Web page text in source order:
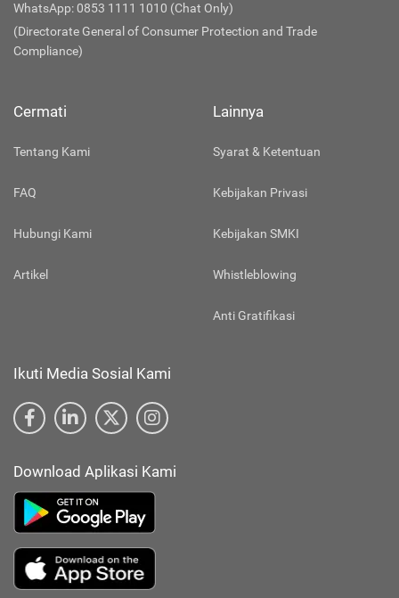
WhatsApp: 0853 1111 1010 (Chat Only)
(Directorate General of Consumer Protection and Trade
Compliance)
Cermati
Tentang Kami
FAQ
Hubungi Kami
Artikel
Lainnya
Syarat & Ketentuan
Kebijakan Privasi
Kebijakan SMKI
Whistleblowing
Anti Gratifikasi
Ikuti Media Sosial Kami
Download Aplikasi Kami